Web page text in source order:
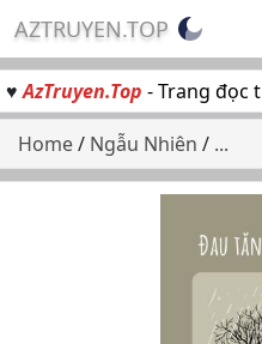
AZTRUYEN.TOP
♥AzTruyen.Top - Trang đọc
Home/ Ngẫu Nhiên / ...